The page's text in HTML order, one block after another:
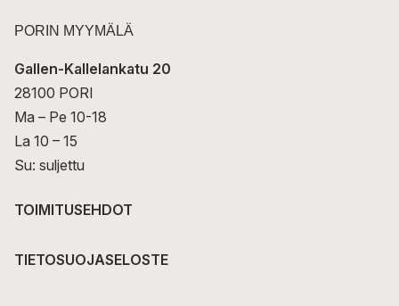
PORIN MYYMÄLÄ
Gallen-Kallelankatu 20
28100 PORI
Ma – Pe 10-18
La 10 – 15
Su: suljettu
TOIMITUSEHDOT
TIETOSUOJASELOSTE